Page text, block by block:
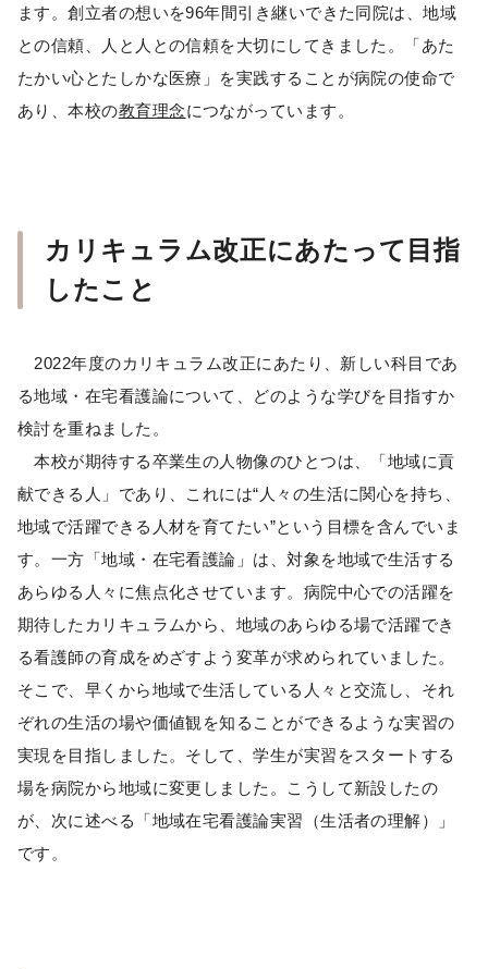
ます。創立者の想いを96年間引き継いできた同院は、地域
との信頼、人と人との信頼を大切にしてきました。「あた
たかい心とたしかな医療」を実践することが病院の使命で
あり、本校の教育理念につながっています。
カリキュラム改正にあたって目指
したこと
2022年度のカリキュラム改正にあたり、新しい科目であ
る地域・在宅看護論について、どのような学びを目指すか
検討を重ねました。
本校が期待する卒業生の人物像のひとつは、「地域に貢
献できる人」であり、これには“人々の生活に関心を持ち、
地域で活躍できる人材を育てたい”という目標を含んでいま
す。一方「地域・在宅看護論」は、対象を地域で生活する
あらゆる人々に焦点化させています。病院中心での活躍を
期待したカリキュラムから、地域のあらゆる場で活躍でき
る看護師の育成をめざすよう変革が求められていました。
そこで、早くから地域で生活している人々と交流し、それ
ぞれの生活の場や価値観を知ることができるような実習の
実現を目指しました。そして、学生が実習をスタートする
場を病院から地域に変更しました。こうして新設したの
が、次に述べる「地域在宅看護論実習（生活者の理解）」
です。